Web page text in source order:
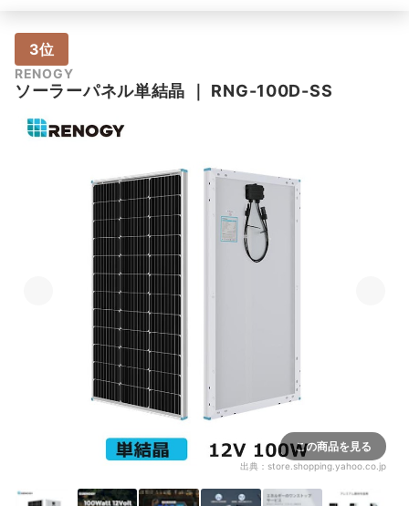
3位
RENOGY
ソーラーパネル単結晶 ｜ RNG-100D-SS
この商品を見る
出典： store.shopping.yahoo.co.jp